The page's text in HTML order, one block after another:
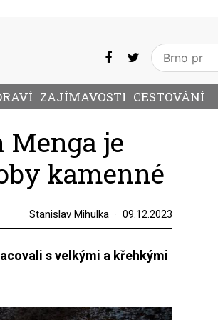
ZAJÍMAVOSTI CESTOVÁNÍ
je
kamenné
Stanislav Mihulka 09.12.2023
s velkými a křehkými